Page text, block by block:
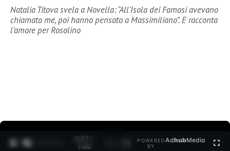
Natalia Titova svela a Novella: “All’Isola dei Famosi avevano
chiamato me, poi hanno pensato a Massimiliano”. E racconta
l’amore per Rosolino
0:29 /
1:40
POWERED
BY
AdhubMedia